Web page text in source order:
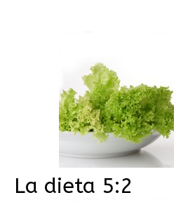
La dieta 5:2